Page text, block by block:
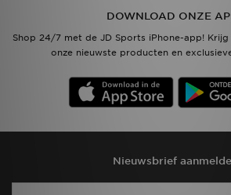
DOWNLOAD ONZE
Shop 24/7 met de JD Sports iPhone-app!
onze nieuwste producten en
Nieuwsbrief